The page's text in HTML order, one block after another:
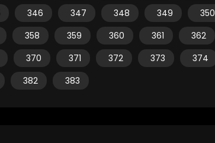
346 347 348 349 350
358 359 360 361 362
370 371 372 373 374
382 383